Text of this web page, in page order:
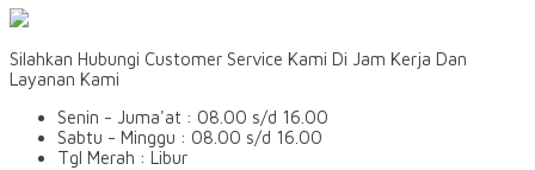
Silahkan Hubungi Customer Service Kami Di Jam Kerja Dan
Layanan Kami
Senin - Juma'at : 08.00 s/d 16.00
Sabtu - Minggu : 08.00 s/d 16.00
Tgl Merah : Libur